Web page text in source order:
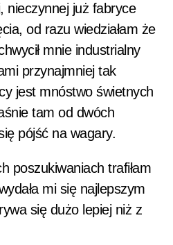
nieczynnej już fabryce
od razu wiedziałam że
mnie industrialny
przynajmniej tak
jest mnóstwo świetnych
tam od dwóch
pójść na wagary.
poszukiwaniach trafiłam
mi się najlepszym
się dużo lepiej niż z